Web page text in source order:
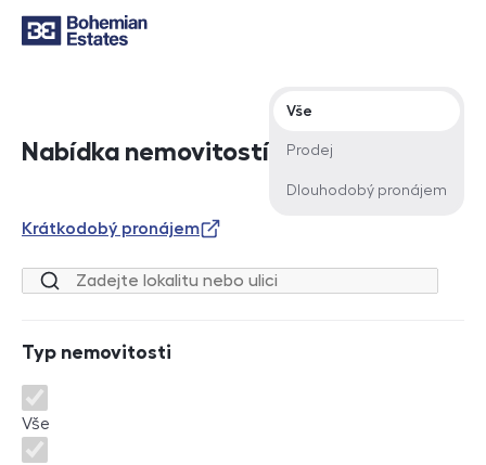
Nabídka nemovitostí
Typ nabídky
Vše
Prodej
Dlouhodobý pronájem
Krátkodobý pronájem
Lokalita nebo ulice
Typ nemovitosti
Typ nemovitosti
Vše